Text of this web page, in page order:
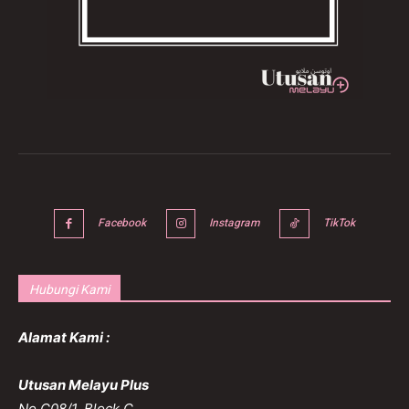
Facebook Instagram TikTok
Hubungi Kami
Alamat Kami :
Utusan Melayu Plus